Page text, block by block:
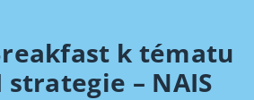
k tématu
– NAIS